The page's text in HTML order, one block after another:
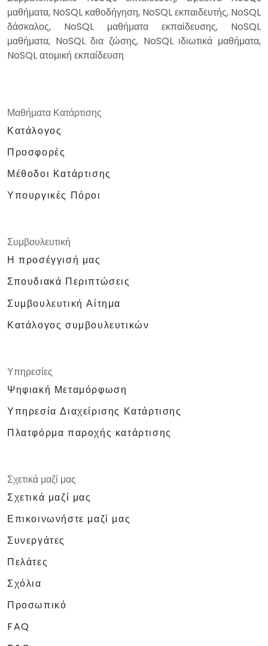
μαθήματα, NoSQL καθοδήγηση, NoSQL εκπαιδευτής, NoSQL
δάσκαλος, NoSQL μαθήματα εκπαίδευσης, NoSQL
μαθήματα, NoSQL δια ζώσης, NoSQL ιδιωτικά μαθήματα,
NoSQL ατομική εκπαίδευση
Μαθήματα Κατάρτισης
Κατάλογος
Προσφορές
Μέθοδοι Κατάρτισης
Υπουργικές Πόροι
Συμβουλευτική
Η προσέγγισή μας
Σπουδιακά Περιπτώσεις
Συμβουλευτική Αίτημα
Κατάλογος συμβουλευτικών
Υπηρεσίες
Ψηφιακή Μεταμόρφωση
Υπηρεσία Διαχείρισης Κατάρτισης
Πλατφόρμα παροχής κατάρτισης
Σχετικά μαζί μας
Σχετικά μαζί μας
Επικοινωνήστε μαζί μας
Συνεργάτες
Πελάτες
Σχόλια
Προσωπικό
FAQ